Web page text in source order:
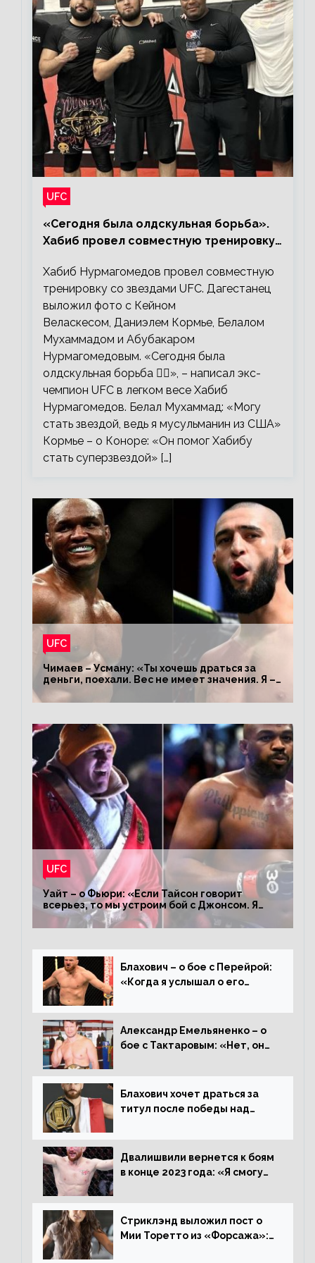
UFC
«Сегодня была олдскульная борьба».
Хабиб провел совместную тренировку
Хабиб Нурмагомедов провел совместную
тренировку со звездами UFC. Дагестанец
выложил фото с Кейном
Веласкесом, Даниэлем Кормье, Белалом
Мухаммадом и Абубакаром
Нурмагомедовым. «Сегодня была
олдскульная борьба 🤼‍♂️», – написал экс-
чемпион UFC в легком весе Хабиб
Нурмагомедов. Белал Мухаммад: «Могу
стать звездой, ведь я мусульманин из США»
Кормье – о Коноре: «Он помог Хабибу
стать суперзвездой» […]
UFC
Чимаев – Усману: «Ты хочешь драться за
деньги, поехали. Вес не имеет значения. Я –
король»
UFC
Уайт – о Фьюри: «Если Тайсон говорит
всерьез, то мы устроим бой с Джонсом. Я
заставил Флойда Мейвезера драться с
Конором»
Блахович – о бое с Перейрой:
«Когда я услышал о его
драться с ним»
Александр Емельяненко – о
бое с Тактаровым: «Нет, он
Блахович хочет драться за
титул после победы над
увезти пояс в Польшу»
Двалишвили вернется к боям
в конце 2023 года: «Я смогу
Стриклэнд выложил пост о
Мии Торетто из «Форсажа»: